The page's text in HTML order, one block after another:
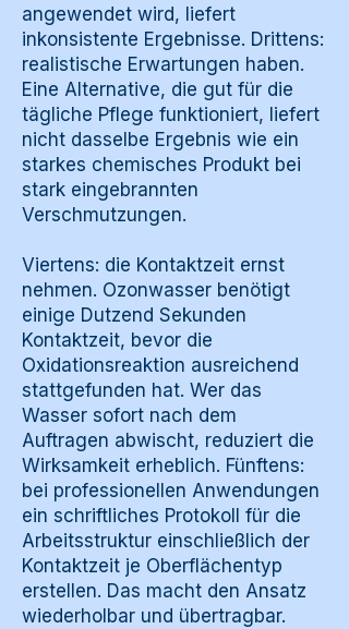
angewendet wird, liefert
inkonsistente Ergebnisse. Drittens:
realistische Erwartungen haben.
Eine Alternative, die gut für die
tägliche Pflege funktioniert, liefert
nicht dasselbe Ergebnis wie ein
starkes chemisches Produkt bei
stark eingebrannten
Verschmutzungen.
Viertens: die Kontaktzeit ernst
nehmen. Ozonwasser benötigt
einige Dutzend Sekunden
Kontaktzeit, bevor die
Oxidationsreaktion ausreichend
stattgefunden hat. Wer das
Wasser sofort nach dem
Auftragen abwischt, reduziert die
Wirksamkeit erheblich. Fünftens:
bei professionellen Anwendungen
ein schriftliches Protokoll für die
Arbeitsstruktur einschließlich der
Kontaktzeit je Oberflächentyp
erstellen. Das macht den Ansatz
wiederholbar und übertragbar.